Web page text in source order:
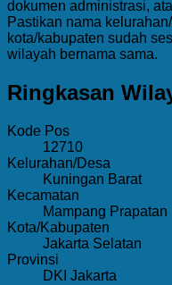
dokumen administrasi,
Pastikan nama
kota/kabupaten sudah
wilayah bernama sama.
Ringkasan
Kode Pos
12710
Kelurahan/Desa
Kuningan Barat
Kecamatan
Mampang Prapatan
Kota/Kabupaten
Jakarta Selatan
Provinsi
DKI Jakarta